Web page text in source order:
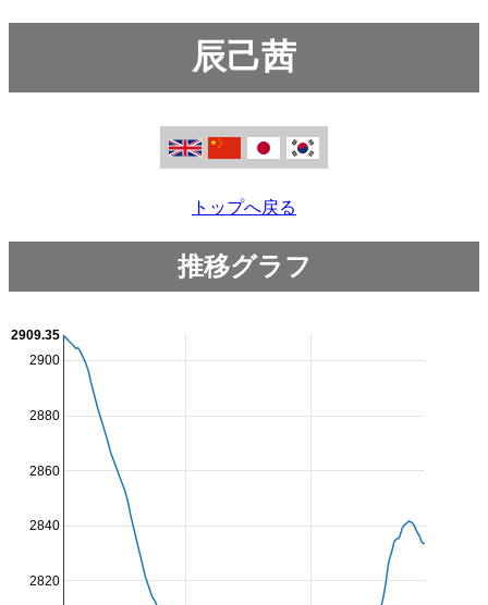
辰己茜
トップへ戻る
推移グラフ
2820
2840
2860
2880
2900
2909.35